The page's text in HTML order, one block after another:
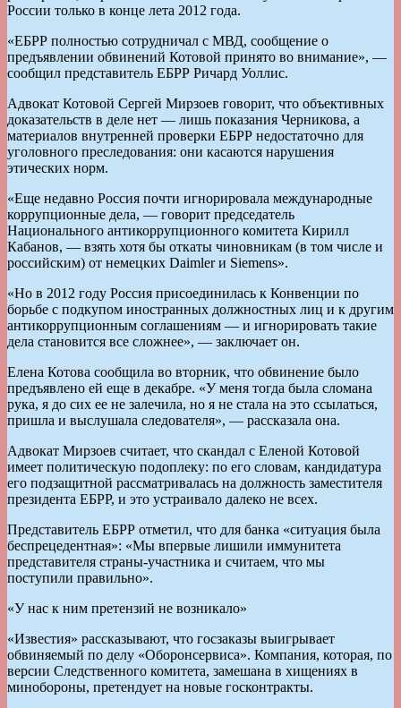
России только в конце лета 2012 года.
«ЕБРР полностью сотрудничал с МВД, сообщение о
предъявлении обвинений Котовой принято во внимание», —
сообщил представитель ЕБРР Ричард Уоллис.
Адвокат Котовой Сергей Мирзоев говорит, что объективных
доказательств в деле нет — лишь показания Черникова, а
материалов внутренней проверки ЕБРР недостаточно для
уголовного преследования: они касаются нарушения
этических норм.
«Еще недавно Россия почти игнорировала международные
коррупционные дела, — говорит председатель
Национального антикоррупционного комитета Кирилл
Кабанов, — взять хотя бы откаты чиновникам (в том числе и
российским) от немецких Daimler и Siemens».
«Но в 2012 году Россия присоединилась к Конвенции по
борьбе с подкупом иностранных должностных лиц и к другим
антикоррупционным соглашениям — и игнорировать такие
дела становится все сложнее», — заключает он.
Елена Котова сообщила во вторник, что обвинение было
предъявлено ей еще в декабре. «У меня тогда была сломана
рука, я до сих ее не залечила, но я не стала на это ссылаться,
пришла и выслушала следователя», — рассказала она.
Адвокат Мирзоев считает, что скандал с Еленой Котовой
имеет политическую подоплеку: по его словам, кандидатура
его подзащитной рассматривалась на должность заместителя
президента ЕБРР, и это устраивало далеко не всех.
Представитель ЕБРР отметил, что для банка «ситуация была
беспрецедентная»: «Мы впервые лишили иммунитета
представителя страны-участника и считаем, что мы
поступили правильно».
«У нас к ним претензий не возникало»
«Известия» рассказывают, что госзаказы выигрывает
обвиняемый по делу «Оборонсервиса». Компания, которая, по
версии Следственного комитета, замешана в хищениях в
минобороны, претендует на новые госконтракты.